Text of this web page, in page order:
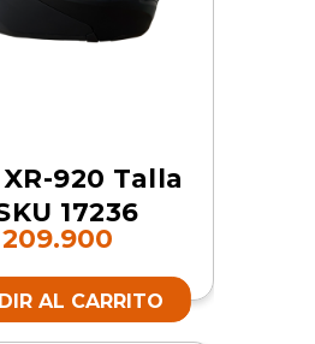
920 Talla
17236
209.900
AL CARRITO